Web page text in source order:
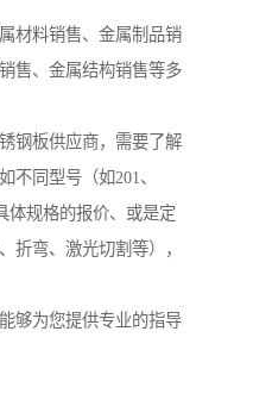
材料销售、金属制品销
售、金属结构销售等多
钢板供应商，需要了解
不同型号（如201、
体规格的报价、或是定
折弯、激光切割等），
够为您提供专业的指导